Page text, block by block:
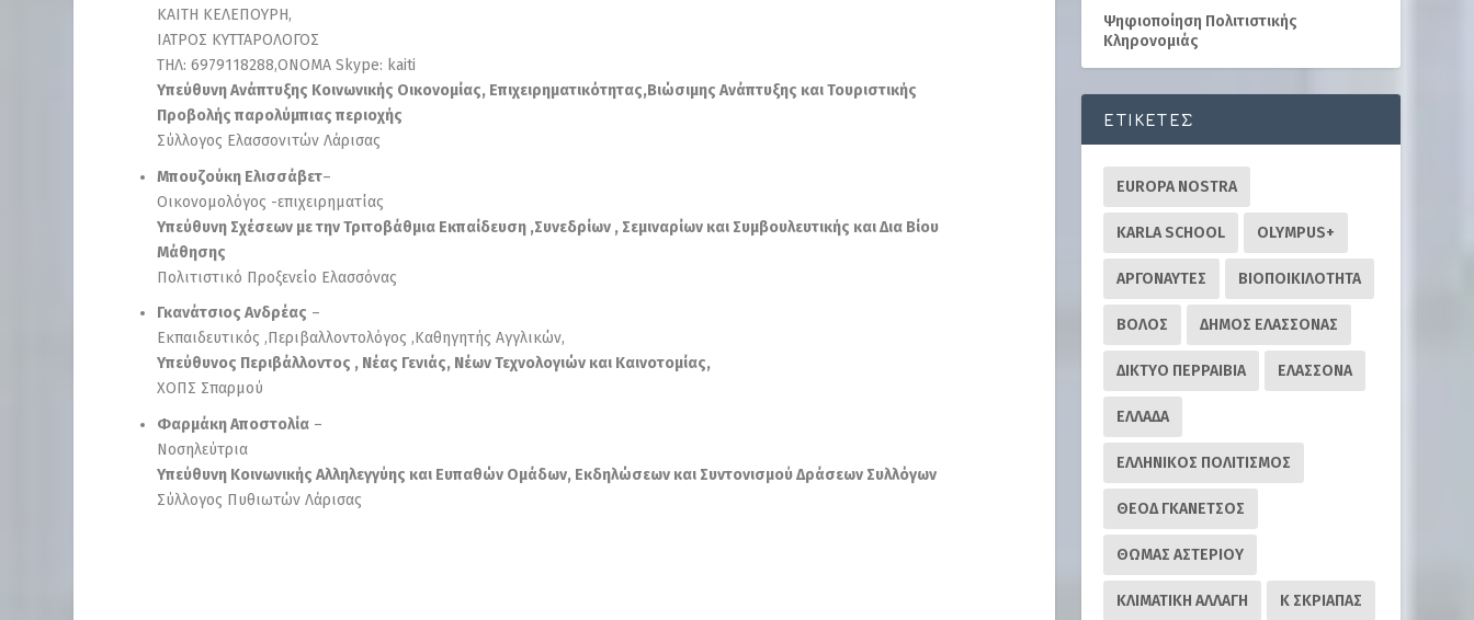
ΚΑΙΤΗ ΚΕΛΕΠΟΥΡΗ,
ΙΑΤΡΟΣ ΚΥΤΤΑΡΟΛΟΓΟΣ
ΤΗΛ: 6979118288,ΟΝΟΜΑ Skype: kaiti
Υπεύθυνη Ανάπτυξης Κοινωνικής Οικονομίας, Επιχειρηματικότητας,Βιώσιμης Ανάπτυξης και Τουριστικής
Προβολής παρολύμπιας περιοχής
Σύλλογος Ελασσονιτών Λάρισας
Μπουζούκη Ελισσάβετ–
Οικονομολόγος -επιχειρηματίας
Υπεύθυνη Σχέσεων με την Τριτοβάθμια Εκπαίδευση ,Συνεδρίων , Σεμιναρίων και Συμβουλευτικής και Δια Βίου
Μάθησης
Πολιτιστικό Προξενείο Ελασσόνας
Γκανάτσιος Ανδρέας –
Εκπαιδευτικός ,Περιβαλλοντολόγος ,Καθηγητής Αγγλικών,
Υπεύθυνος Περιβάλλοντος , Νέας Γενιάς, Νέων Τεχνολογιών και Καινοτομίας,
ΧΟΠΣ Σπαρμού
Φαρμάκη Αποστολία –
Νοσηλεύτρια
Υπεύθυνη Κοινωνικής Αλληλεγγύης και Ευπαθών Ομάδων, Εκδηλώσεων και Συντονισμού Δράσεων Συλλόγων
Σύλλογος Πυθιωτών Λάρισας
Ψηφιοποίηση Πολιτιστικής
Κληρονομιάς
ΕΤΙΚΈΤΕΣ
EUROPA NOSTRA
KARLA SCHOOL OLYMPUS+
ΑΡΓΟΝΑΥΤΕΣ ΒΙΟΠΟΙΚΙΛΟΤΗΤΑ
ΒΟΛΟΣ ΔΗΜΟΣ ΕΛΑΣΣΟΝΑΣ
ΔΙΚΤΥΟ ΠΕΡΡΑΙΒΙΑ ΕΛΑΣΣΟΝΑ
ΕΛΛΑΔΑ
ΕΛΛΗΝΙΚΟΣ ΠΟΛΙΤΙΣΜΟΣ
ΘΕΟΔ ΓΚΑΝΕΤΣΟΣ
ΘΩΜΑΣ ΑΣΤΕΡΙΟΥ
ΚΛΙΜΑΤΙΚΗ ΑΛΛΑΓΗ Κ ΣΚΡΙΑΠΑΣ